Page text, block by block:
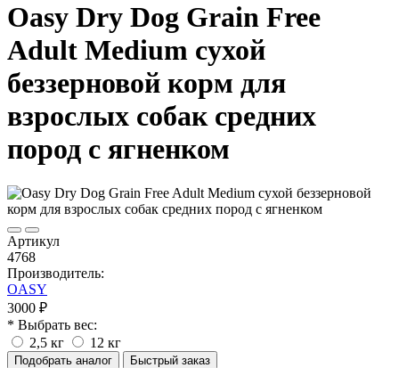
Oasy Dry Dog Grain Free
Adult Medium сухой
беззерновой корм для
взрослых собак средних
пород с ягненком
Артикул
4768
Производитель:
OASY
3000 ₽
* Выбрать вес:
2,5 кг
12 кг
Подобрать аналог Быстрый заказ